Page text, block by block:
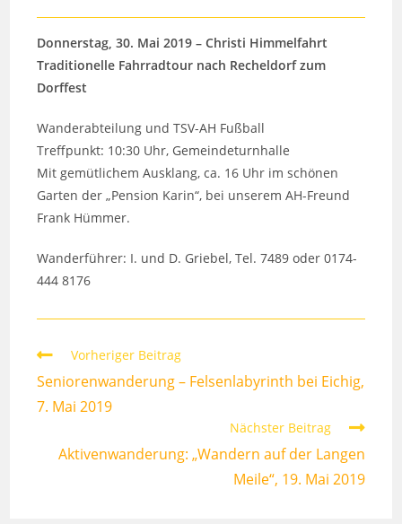
Donnerstag, 30. Mai 2019 – Christi Himmelfahrt
Traditionelle Fahrradtour nach Recheldorf zum
Dorffest
Wanderabteilung und TSV-AH Fußball
Treffpunkt: 10:30 Uhr, Gemeindeturnhalle
Mit gemütlichem Ausklang, ca. 16 Uhr im schönen
Garten der „Pension Karin“, bei unserem AH-Freund
Frank Hümmer.
Wanderführer: I. und D. Griebel, Tel. 7489 oder 0174-
444 8176
Weitere
ansehen
Vorheriger Beitrag
Seniorenwanderung – Felsenlabyrinth bei Eichig,
7. Mai 2019
Nächster Beitrag
Aktivenwanderung: „Wandern auf der Langen
Meile“, 19. Mai 2019